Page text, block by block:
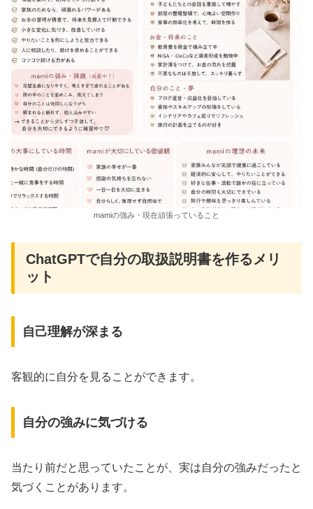
mamiの強み・現在頑張っていること
ChatGPTで自分の取扱説明書を作るメリ
ット
自己理解が深まる
客観的に自分を見ることができます。
自分の強みに気づける
当たり前だと思っていたことが、実は自分の強みだったと
気づくことがあります。